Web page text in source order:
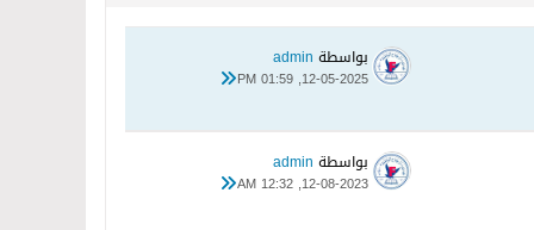
بواسطة admin
12-05-2025, 01:59 PM
بواسطة admin
12-08-2023, 12:32 AM